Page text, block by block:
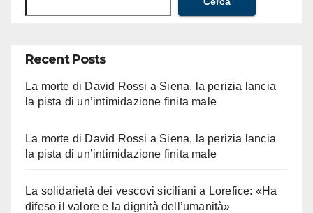
Recent Posts
La morte di David Rossi a Siena, la perizia lancia
la pista di un’intimidazione finita male
La morte di David Rossi a Siena, la perizia lancia
la pista di un’intimidazione finita male
La solidarietà dei vescovi siciliani a Lorefice: «Ha
difeso il valore e la dignità dell’umanità»